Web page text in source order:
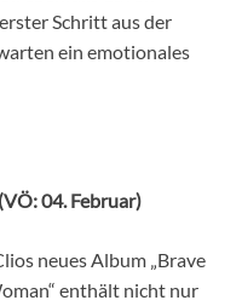
Schritt aus der
ein emotionales
04. Februar)
neues Album „Brave
enthält nicht nur